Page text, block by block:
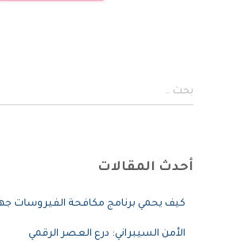
ل
ث
ع
بحث …
أحدث المقالات
كيف يحمي برنامج مكافحة الفيروسات
الأمن السيبراني: درع العصر الرقمي